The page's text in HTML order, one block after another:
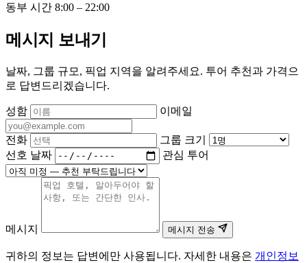
동부 시간 8:00 – 22:00
메시지 보내기
날짜, 그룹 규모, 픽업 지역을 알려주세요. 투어 추천과 가격으
로 답변드리겠습니다.
성함 이메일
전화
그룹 크기
선호 날짜
관심 투어
메시지 메시지 전송
귀하의 정보는 답변에만 사용됩니다. 자세한 내용은 개인정보